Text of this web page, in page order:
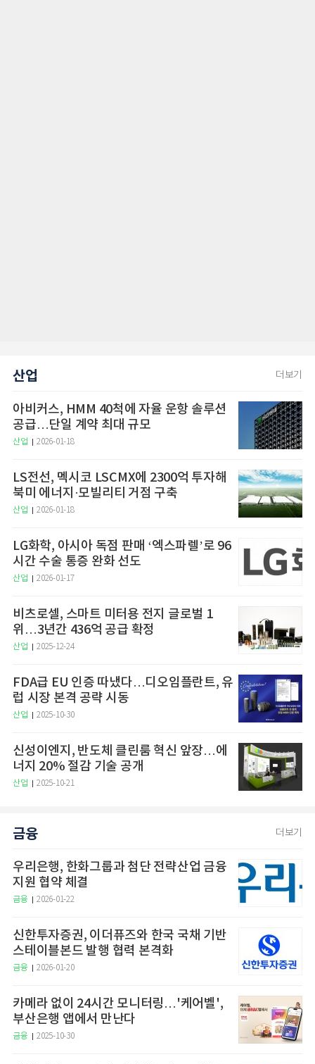
산업 더보기
아비커스, HMM 40척에 자율 운항 솔루션
공급…단일 계약 최대 규모
산업 2026-01-18
LS전선, 멕시코 LSCMX에 2300억 투자해
북미 에너지·모빌리티 거점 구축
산업 2026-01-18
LG화학, 아시아 독점 판매 ‘엑스파렐’로 96
시간 수술 통증 완화 선도
산업 2026-01-17
비츠로셀, 스마트 미터용 전지 글로벌 1
위…3년간 436억 공급 확정
산업 2025-12-24
FDA급 EU 인증 따냈다…디오임플란트, 유
럽 시장 본격 공략 시동
산업 2025-10-30
신성이엔지, 반도체 클린룸 혁신 앞장…에
너지 20% 절감 기술 공개
산업 2025-10-21
금융 더보기
우리은행, 한화그룹과 첨단 전략산업 금융
지원 협약 체결
금융 2026-01-22
신한투자증권, 이더퓨즈와 한국 국채 기반
스테이블본드 발행 협력 본격화
금융 2026-01-20
카메라 없이 24시간 모니터링…'케어벨',
부산은행 앱에서 만난다
금융 2025-10-30